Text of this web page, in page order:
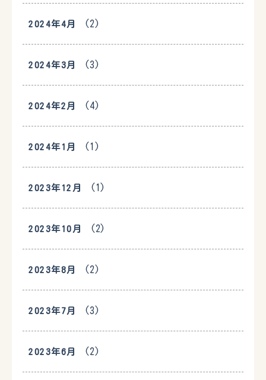
2024年4月 (2)
2024年3月 (3)
2024年2月 (4)
2024年1月 (1)
2023年12月 (1)
2023年10月 (2)
2023年8月 (2)
2023年7月 (3)
2023年6月 (2)